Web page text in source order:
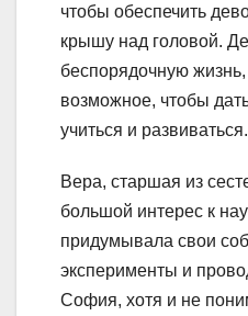
чтобы обеспечить
крышу над головой.
беспорядочную
возможное, чтобы
учиться и развиваться.
Вера, старшая из
большой интерес к
придумывала свои
эксперименты и
София, хотя и не